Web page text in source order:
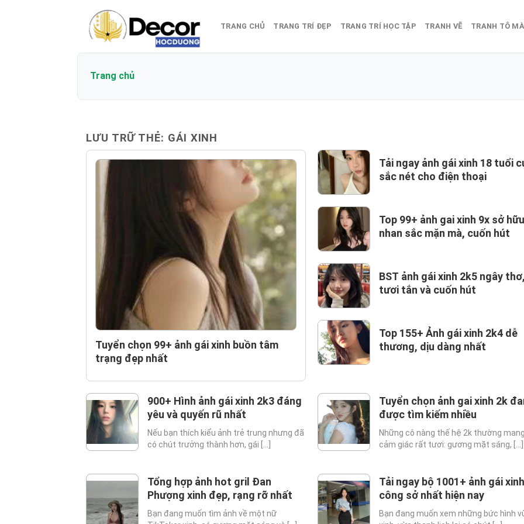
TRANG CHỦ TRANG TRÍ ĐẸP TRANG TRÍ HỌC TẬP TRANH VẼ TRANH TÔ
Trang chủ
LƯU TRỮ THẺ: GÁI XINH
Tuyển chọn 99+ ảnh gái xinh buồn tâm
trạng đẹp nhất
Tải ngay ảnh gái xinh 18 tuổi
sắc nét cho điện thoại
Top 99+ ảnh gai xinh 9x sở hữu
nhan sắc mặn mà, cuốn hút
BST ảnh gái xinh 2k5 ngây thơ,
tươi tắn và cuốn hút
Top 155+ Ảnh gái xinh 2k4 dễ
thương, dịu dàng nhất
900+ Hình ảnh gái xinh 2k3 đáng
yêu và quyến rũ nhất
Nếu bạn thích kiểu ảnh trẻ trung nhưng đã
có chút trưởng thành hơn, gái [...]
Tuyển chọn ảnh gai xinh 2k
được tìm kiếm nhiều
Những cô nàng thế hệ 2k thường mang
cảm giác rất tươi: gương mặt sáng, [...]
Tổng hợp ảnh hot gril Đan
Phượng xinh đẹp, rạng rỡ nhất
Bạn đang muốn tìm ảnh về một nữ
Tải ngay bộ 1001+ ảnh gái xinh
công sở nhất hiện nay
Bạn đang muốn xem những bức hình